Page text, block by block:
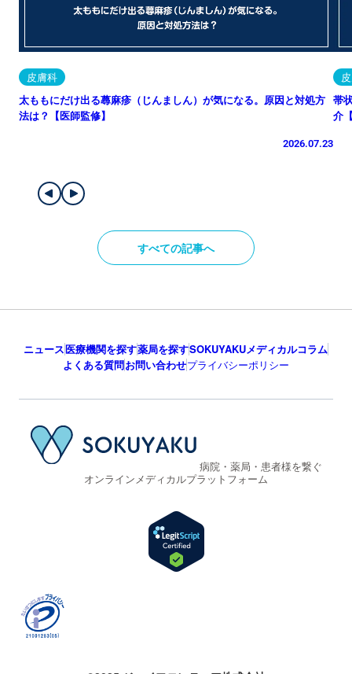
皮膚科
太ももにだけ出る蕁麻疹（じんましん）が気になる。原因と対処方
法は？【医師監修】
2026.07.23
帯
介
すべての記事へ
ニュース医療機関を探す薬局を探すSOKUYAKUメディカルコラム
よくある質問お問い合わせプライバシーポリシー
病院・薬局・患者様を繋ぐ
オンラインメディカルプラットフォーム